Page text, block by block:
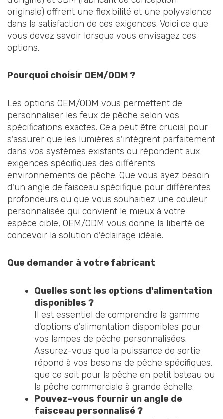
originale) offrent une flexibilité et une polyvalence
dans la satisfaction de ces exigences. Voici ce que
vous devez savoir lorsque vous envisagez ces
options.
Pourquoi choisir OEM/ODM ?
Les options OEM/ODM vous permettent de
personnaliser les feux de pêche selon vos
spécifications exactes. Cela peut être crucial pour
s'assurer que les lumières s'intègrent parfaitement
dans vos systèmes existants ou répondent aux
exigences spécifiques des différents
environnements de pêche. Que vous ayez besoin
d'un angle de faisceau spécifique pour différentes
profondeurs ou que vous souhaitiez une couleur
personnalisée qui convient le mieux à votre
espèce cible, OEM/ODM vous donne la liberté de
concevoir la solution d'éclairage idéale.
Que demander à votre fabricant
Quelles sont les options d'alimentation
disponibles ?
Il est essentiel de comprendre la gamme
d'options d'alimentation disponibles pour
vos lampes de pêche personnalisées.
Assurez-vous que la puissance de sortie
répond à vos besoins de pêche spécifiques,
que ce soit pour la pêche en petit bateau ou
la pêche commerciale à grande échelle.
Pouvez-vous fournir un angle de
faisceau personnalisé ?